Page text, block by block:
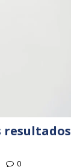
resultados
0